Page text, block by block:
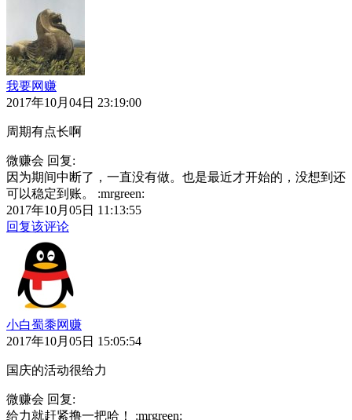
我要网赚
2017年10月04日 23:19:00
周期有点长啊
微赚会 回复:
因为期间中断了，一直没有做。也是最近才开始的，没想到还
可以稳定到账。 :mrgreen:
2017年10月05日 11:13:55
回复该评论
小白蜀黍网赚
2017年10月05日 15:05:54
国庆的活动很给力
微赚会 回复:
给力就赶紧撸一把哈！ :mrgreen: